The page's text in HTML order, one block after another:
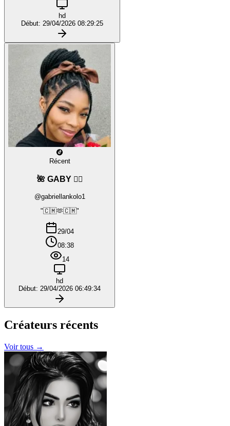
hd
Début: 29/04/2026 08:29:25
Récent
🌺 GABY ❤️‍🔥
@gabriellankolo1
"🇨🇲🫶🇨🇲"
29/04
08:38
14
hd
Début: 29/04/2026 06:49:34
Créateurs récents
Voir tous →